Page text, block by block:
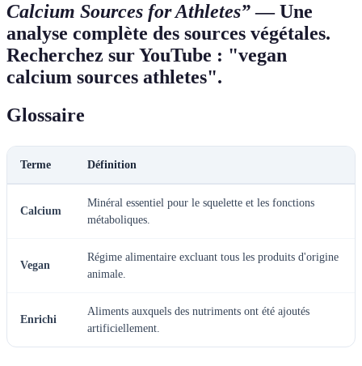
Calcium Sources for Athletes”— Une
analyse complète des sources végétales.
Recherchez sur YouTube : "vegan
calcium sources athletes".
Glossaire
Terme Définition
Calcium
Minéral essentiel pour le squelette et les fonctions
métaboliques.
Vegan
Régime alimentaire excluant tous les produits d'origine
animale.
Enrichi
Aliments auxquels des nutriments ont été ajoutés
artificiellement.